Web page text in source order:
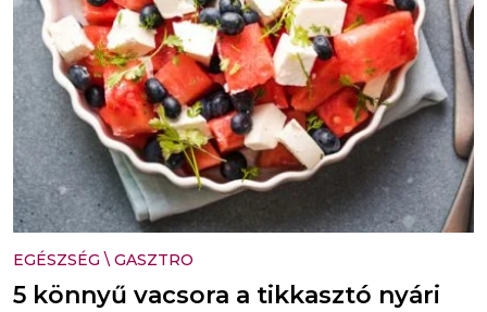
EGÉSZSÉG \ GASZTRO
5 könnyű vacsora a tikkasztó nyári